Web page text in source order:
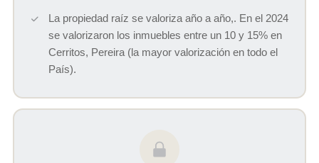
La propiedad raíz se valoriza año a año,. En el 2024
se valorizaron los inmuebles entre un 10 y 15% en
Cerritos, Pereira (la mayor valorización en todo el
País).